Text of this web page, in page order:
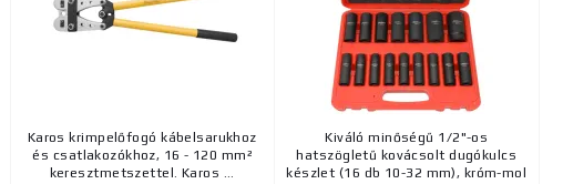
Karos krimpelőfogó kábelsarukhoz
és csatlakozókhoz, 16 - 120 mm²
keresztmetszettel. Karos ...
Kiváló minőségű 1/2"-os
hatszögletű kovácsolt dugókulcs
készlet (16 db 10-32 mm), króm-mol